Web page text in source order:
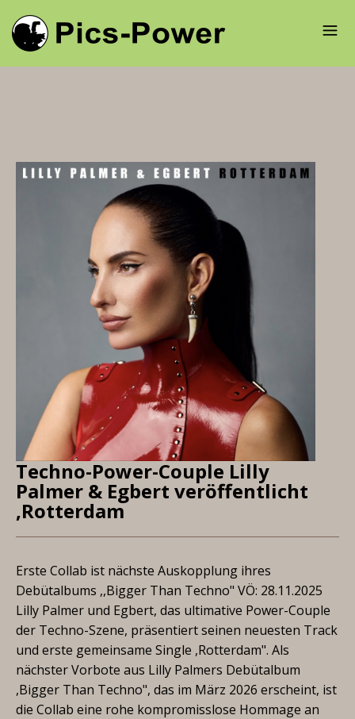
Techno-Power-Couple Lilly
Palmer & Egbert veröffentlicht
,Rotterdam
Erste Collab ist nächste Auskopplung ihres
Debütalbums ,,Bigger Than Techno" VÖ: 28.11.2025
Lilly Palmer und Egbert, das ultimative Power-Couple
der Techno-Szene, präsentiert seinen neuesten Track
und erste gemeinsame Single ,Rotterdam". Als
nächster Vorbote aus Lilly Palmers Debütalbum
,Bigger Than Techno", das im März 2026 erscheint, ist
die Collab eine rohe kompromisslose Hommage an